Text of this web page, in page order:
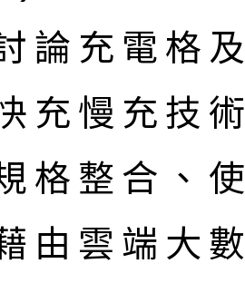
論充電格
充慢充技
格整合、
由雲端大